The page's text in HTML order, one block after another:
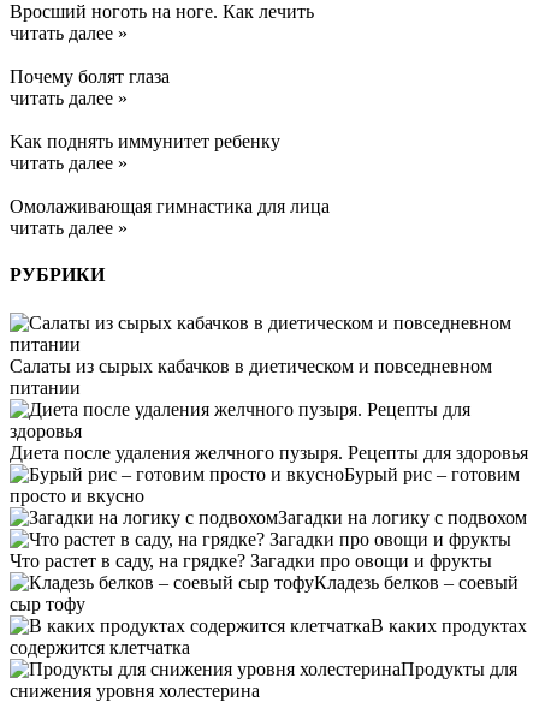
Вросший ноготь на ноге. Как лечить
читать далее »
Почему болят глаза
читать далее »
Kак поднять иммунитет ребенку
читать далее »
Омолаживающая гимнастика для лица
читать далее »
РУБРИКИ
Салаты из сырых кабачков в диетическом и повседневном
питании
Диета после удаления желчного пузыря. Рецепты для здоровья
Бурый рис – готовим
просто и вкусно
Загадки на логику с подвохом
Что растет в саду, на грядке? Загадки про овощи и фрукты
Кладезь белков – соевый
сыр тофу
В каких продуктах
содержится клетчатка
Продукты для
снижения уровня холестерина